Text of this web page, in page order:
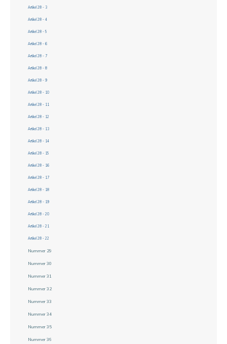
Artikel 28 - 3
Artikel 28 - 4
Artikel 28 - 5
Artikel 28 - 6
Artikel 28 - 7
Artikel 28 - 8
Artikel 28 - 9
Artikel 28 - 10
Artikel 28 - 11
Artikel 28 - 12
Artikel 28 - 13
Artikel 28 - 14
Artikel 28 - 15
Artikel 28 - 16
Artikel 28 - 17
Artikel 28 - 18
Artikel 28 - 19
Artikel 28 - 20
Artikel 28 - 21
Artikel 28 - 22
Nummer 29
Nummer 30
Nummer 31
Nummer 32
Nummer 33
Nummer 34
Nummer 35
Nummer 36